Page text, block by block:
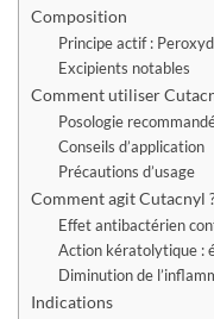
Composition
Principe actif :
Excipients notables
Comment utiliser
Posologie
Conseils d’application
Précautions d’usage
Comment agit Cutacnyl
Effet antibactérien
Action kératolytique :
Diminution de
Indications